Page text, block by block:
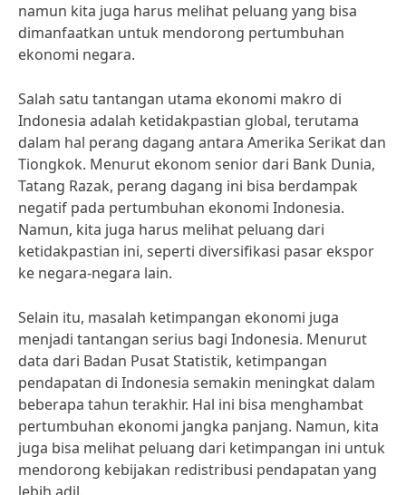
namun kita juga harus melihat peluang yang bisa
dimanfaatkan untuk mendorong pertumbuhan
ekonomi negara.
Salah satu tantangan utama ekonomi makro di
Indonesia adalah ketidakpastian global, terutama
dalam hal perang dagang antara Amerika Serikat dan
Tiongkok. Menurut ekonom senior dari Bank Dunia,
Tatang Razak, perang dagang ini bisa berdampak
negatif pada pertumbuhan ekonomi Indonesia.
Namun, kita juga harus melihat peluang dari
ketidakpastian ini, seperti diversifikasi pasar ekspor
ke negara-negara lain.
Selain itu, masalah ketimpangan ekonomi juga
menjadi tantangan serius bagi Indonesia. Menurut
data dari Badan Pusat Statistik, ketimpangan
pendapatan di Indonesia semakin meningkat dalam
beberapa tahun terakhir. Hal ini bisa menghambat
pertumbuhan ekonomi jangka panjang. Namun, kita
juga bisa melihat peluang dari ketimpangan ini untuk
mendorong kebijakan redistribusi pendapatan yang